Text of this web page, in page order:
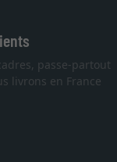
passe-partout
livrons en France